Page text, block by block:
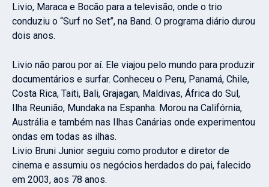
Livio, Maraca e Bocão para a televisão, onde o trio
conduziu o “Surf no Set”, na Band. O programa diário durou
dois anos.
Livio não parou por aí. Ele viajou pelo mundo para produzir
documentários e surfar. Conheceu o Peru, Panamá, Chile,
Costa Rica, Taiti, Bali, Grajagan, Maldivas, África do Sul,
Ilha Reunião, Mundaka na Espanha. Morou na Califórnia,
Austrália e também nas Ilhas Canárias onde experimentou
ondas em todas as ilhas.
Livio Bruni Junior seguiu como produtor e diretor de
cinema e assumiu os negócios herdados do pai, falecido
em 2003, aos 78 anos.